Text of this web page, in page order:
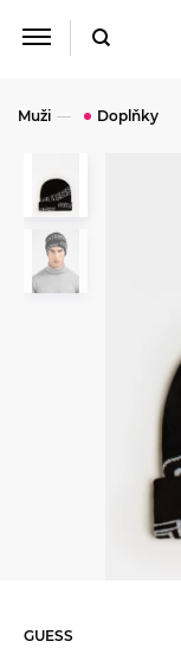
Muži Doplňky
GUESS